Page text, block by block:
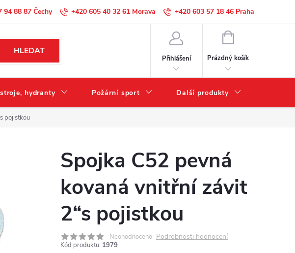
94 88 87 +420 605 40 32 61 +420 603 57 18 46
HLEDAT
Přihlášení
NÁKUPNÍ
Prázdný košík
hydranty Požární sport Další produkty
pojistkou
Spojka C52 pevná
kovaná vnitřní závit
2“s pojistkou
Neohodnoceno Podrobnosti hodnocení
Kód produktu: 1979